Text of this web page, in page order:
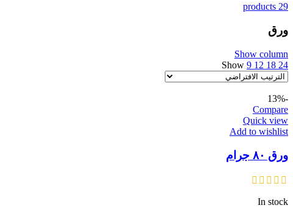
29 products
ورق
Show column
Show 9 12 18 24
-13%
Compare
Quick view
Add to wishlist
ورق ٨٠ جرام
In stock